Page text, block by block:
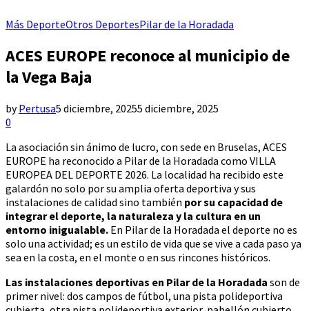
Más DeporteOtros DeportesPilar de la Horadada
ACES EUROPE reconoce al municipio de
la Vega Baja
byPertusa5 diciembre, 20255 diciembre, 2025
0
La asociación sin ánimo de lucro, con sede en Bruselas, ACES
EUROPE ha reconocido a Pilar de la Horadada como VILLA
EUROPEA DEL DEPORTE 2026. La localidad ha recibido este
galardón no solo por su amplia oferta deportiva y sus
instalaciones de calidad sino también por su capacidad de
integrar el deporte, la naturaleza y la cultura en un
entorno inigualable. En Pilar de la Horadada el deporte no es
solo una actividad; es un estilo de vida que se vive a cada paso ya
sea en la costa, en el monte o en sus rincones históricos.
Las instalaciones deportivas en Pilar de la Horadada son de
primer nivel: dos campos de fútbol, una pista polideportiva